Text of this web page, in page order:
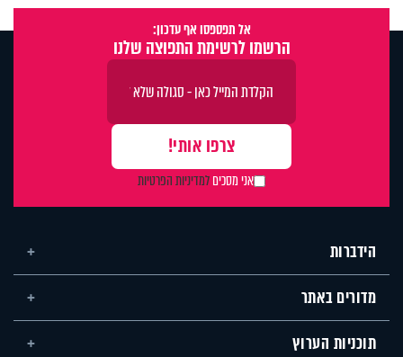
אל תפספסו אף עדכון:
הרשמו לרשימת התפוצה שלנו
אני מסכיםלמדיניות הפרטיות
הידברות
מדורים באתר
תוכניות הערוץ